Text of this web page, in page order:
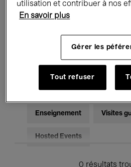
Rencontres & Débats
Musique électronique
Pour tous Kids’ Palace
Enseignement Visites
Hosted Events
0 résultats
utilisation et contribuer à nos
En savoir plus
Gérer les
Tout refuser